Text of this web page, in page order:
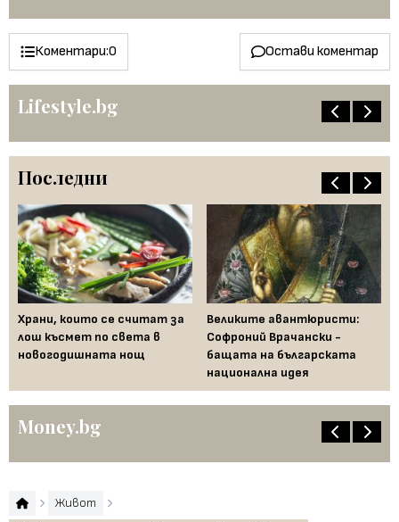
Коментари:0 Остави коментар
Lifestyle.bg
Последни
Храни, които се считат за
лош късмет по света в
новогодишната нощ
Великите авантюристи:
Софроний Врачански -
бащата на българската
национална идея
Money.bg
Живот